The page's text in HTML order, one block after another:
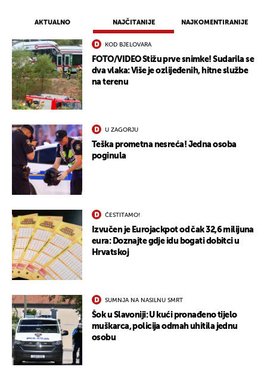
AKTUALNO NAJČITANIJE NAJKOMENTIRANIJE
KOD BJELOVARA
FOTO/VIDEO Stižu prve snimke! Sudarila se
dva vlaka: Više je ozlijeđenih, hitne službe
na terenu
U ZAGORJU
Teška prometna nesreća! Jedna osoba
poginula
ČESTITAMO!
Izvučen je Eurojackpot od čak 32,6 milijuna
eura: Doznajte gdje idu bogati dobitci u
Hrvatskoj
SUMNJA NA NASILNU SMRT
Šok u Slavoniji: U kući pronađeno tijelo
muškarca, policija odmah uhitila jednu
osobu